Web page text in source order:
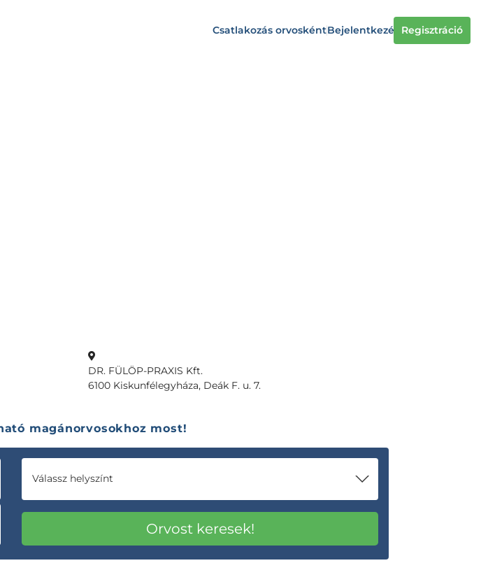
Csatlakozás orvoskéntBejelentkezés Regisztráció
DR. FÜLÖP-PRAXIS Kft.
6100 Kiskunfélegyháza, Deák F. u. 7.
magánorvosokhoz most!
Válassz helyszínt